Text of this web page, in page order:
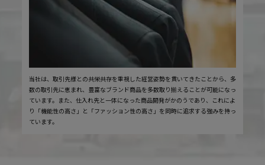
当社は、取引先様との共栄共存を重視した経営姿勢を貫いてきたことから、多
数の取引先に恵まれ、豊富なブランド商品を多数取り揃えることが可能になっ
ています。また、仕入れ先と一体になった商品開発がかのうであり、これによ
り「機能性の高さ」と「ファッション性の高さ」を同時に追求する強みを持っ
ています。